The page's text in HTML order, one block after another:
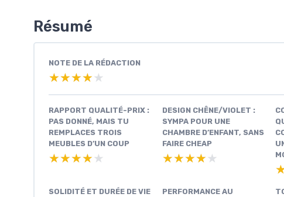
Résumé
NOTE DE LA RÉDACTION
★★★★★
★★★★★
RAPPORT QUALITÉ-PRIX :
PAS DONNÉ, MAIS TU
REMPLACES TROIS
MEUBLES D’UN COUP
★★★★★
★★★★★
DESIGN CHÊNE/VIOLET :
SYMPA POUR UNE
CHAMBRE D’ENFANT, SANS
FAIRE CHEAP
★★★★★
★★★★★
SOLIDITÉ ET DURÉE DE VIE
PERFORMANCE AU